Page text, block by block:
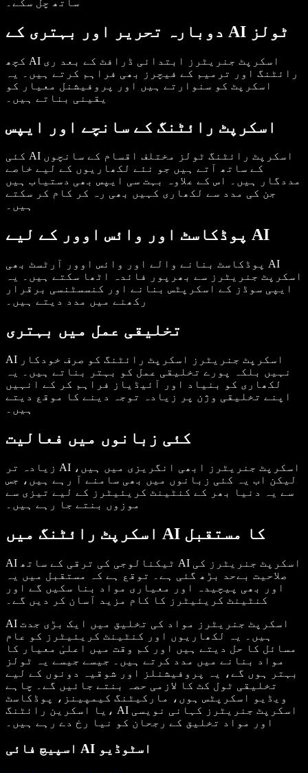
دوبارہ تحریر اور بہتری کے AI ٹولز
کچھ AI اسکرپٹ جنریٹرز ابتدائی ڈرافٹ کے بعد ری
رائٹنگ اور ترمیم کے فیچرز بھی فراہم کرتے ہیں۔ یہ
اسکرپٹ کو سنوارتے ہیں اور پروفیشنل معیار کو
یقینی بناتے ہیں۔
اسکرپٹ رائٹنگ کے سانچے اور ایپس
کئی AI اسکرپٹ رائٹنگ ٹولز مختلف اقسام کے سانچوں
کے ساتھ آتے ہیں جو نئے لکھاریوں کے لیے خاصے
مددگار ہیں۔ اس کے علاوہ بہت سی ایپس بھی دستیاب ہیں
جن کی مدد سے لکھاری کہیں بھی رہ کر کام کر سکتے
ہیں۔
پوڈکاسٹ اور وائس اوور کے لیے AI
پوڈکاسٹ بنانے والے اور وائس اوور آرٹسٹ بھی AI
اسکرپٹ جنریٹرز سے بھرپور فائدہ اٹھا سکتے ہیں۔ یہ
ایپی سوڈز کے اسکرپٹس بنانے اور کنسسٹنسی برقرار
رکھنے میں مدد دیتے ہیں۔
تخلیقی عمل میں بہتری
AI اسکرپٹ جنریٹرز اسکرپٹ رائٹنگ کو صرف خودکار
نہیں بلکہ پورے تخلیقی عمل کو بہتر بناتے ہیں۔ یہ
لکھاری کو بنیاد اور آئیڈیاز فراہم کر کے انہیں
اپنے تخلیقی وژن پر زیادہ توجہ دینے کا موقع دیتے
ہیں۔
کئی زبانوں میں فعالیت
زیادہ تر AI اسکرپٹ جنریٹرز ابھی انگریزی میں ہیں،
لیکن اب یہ کئی زبانوں میں بھی سامنے آ رہے ہیں، جس
سے یہ دنیا بھر کے کنٹینٹ کریئیٹرز کے لیے تیزی سے
موزوں بنتے جا رہے ہیں۔
اسکرپٹ رائٹنگ میں AI کا مستقبل
AI ٹیکنالوجی کی ترقی کے ساتھ AI اسکرپٹ جنریٹرز کی
صلاحیت بےحد بڑھ گئی ہے۔ توقع ہے کہ مستقبل میں یہ
اور بھی پیچیدہ اور معیاری مواد بنا سکیں گے اور
کنٹینٹ کریئیٹرز کا کام مزید آسان کر دیں گے۔
AI اسکرپٹ جنریٹرز مواد کی تخلیق میں ایک بڑی جدت
ہیں۔ یہ لکھاریوں اور کنٹینٹ کریئیٹرز کو عام
مسائل کا حل دیتے ہیں اور کم وقت میں اعلیٰ معیار کا
مواد بنانے میں مدد کرتے ہیں۔ جیسے جیسے یہ ٹولز
بہتر ہوں گے، یہ پروفیشنلز اور شوقیہ دونوں کے لیے
تخلیقی ٹول کٹ کا لازمی حصہ بنتے جائیں گے۔ چاہے
ویڈیو اسکرپٹس ہوں، مارکیٹنگ کیمپینز، پوڈکاسٹ
یا اسکرین رائٹنگ، AI اسکرپٹ جنریٹرز کہانی نویسی
اور مواد تخلیق کے رجحان کو نیا رخ دے رہے ہیں۔
اسپیچ فائی AI اسٹوڈیو